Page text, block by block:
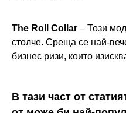
The Roll Collar – Този
столче. Среща се най-
бизнес ризи, които
В тази част от